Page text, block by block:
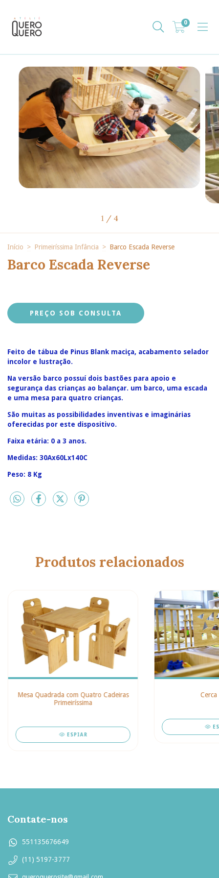
0
1 / 4
Início > Primeiríssima Infância > Barco Escada Reverse
Barco Escada Reverse
Feito de tábua de Pinus Blank maciça, acabamento selador
incolor e lustração.
Na versão barco possuí dois bastões para apoio e
segurança das crianças ao balançar. um barco, uma escada
e uma mesa para quatro crianças.
São muitas as possibilidades inventivas e imaginárias
oferecidas por este dispositivo.
Faixa etária: 0 a 3 anos.
Medidas: 30Ax60Lx140C
Peso: 8 Kg
Produtos relacionados
Mesa Quadrada com Quatro Cadeiras
Primeiríssima
ESPIAR
Cerca
Contate-nos
551135676649
(11) 5197-3777